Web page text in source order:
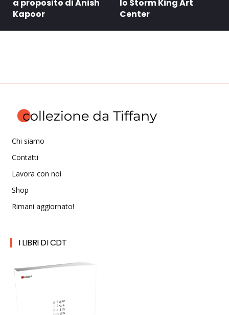
a proposito di Anish
Kapoor
lo Storm King Art
Center
Chi siamo
Contatti
Lavora con noi
Shop
Rimani aggiornato!
I LIBRI DI CDT